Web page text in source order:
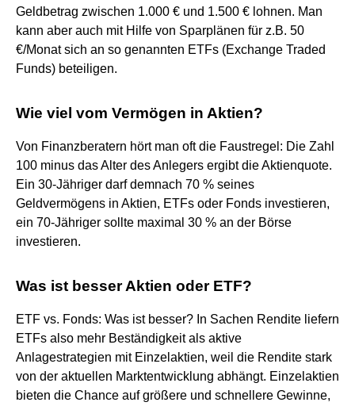
Geldbetrag zwischen 1.000 € und 1.500 € lohnen. Man
kann aber auch mit Hilfe von Sparplänen für z.B. 50
€/Monat sich an so genannten ETFs (Exchange Traded
Funds) beteiligen.
Wie viel vom Vermögen in Aktien?
Von Finanzberatern hört man oft die Faustregel: Die Zahl
100 minus das Alter des Anlegers ergibt die Aktienquote.
Ein 30-Jähriger darf demnach 70 % seines
Geldvermögens in Aktien, ETFs oder Fonds investieren,
ein 70-Jähriger sollte maximal 30 % an der Börse
investieren.
Was ist besser Aktien oder ETF?
ETF vs. Fonds: Was ist besser? In Sachen Rendite liefern
ETFs also mehr Beständigkeit als aktive
Anlagestrategien mit Einzelaktien, weil die Rendite stark
von der aktuellen Marktentwicklung abhängt. Einzelaktien
bieten die Chance auf größere und schnellere Gewinne,